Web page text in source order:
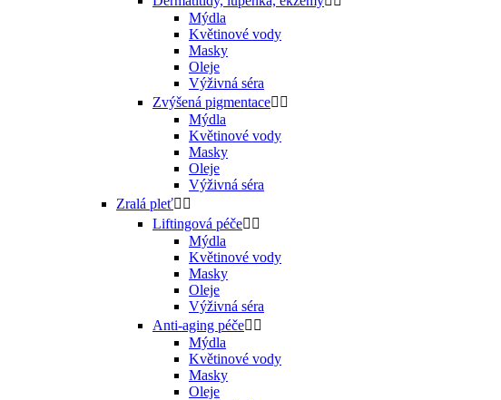
Mýdla
Květinové vody
Masky
Oleje
Výživná séra
Zvýšená pigmentace 
Mýdla
Květinové vody
Masky
Oleje
Výživná séra
Zralá pleť 
Liftingová péče 
Mýdla
Květinové vody
Masky
Oleje
Výživná séra
Anti-aging péče 
Mýdla
Květinové vody
Masky
Oleje